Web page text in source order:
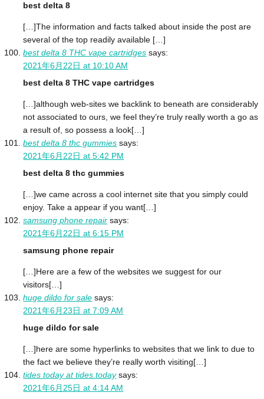
best delta 8
[…]The information and facts talked about inside the post are
several of the top readily available […]
best delta 8 THC vape cartridges says:
2021年6月22日 at 10:10 AM
best delta 8 THC vape cartridges
[…]although web-sites we backlink to beneath are considerably
not associated to ours, we feel they’re truly really worth a go as
a result of, so possess a look[…]
best delta 8 thc gummies says:
2021年6月22日 at 5:42 PM
best delta 8 thc gummies
[…]we came across a cool internet site that you simply could
enjoy. Take a appear if you want[…]
samsung phone repair says:
2021年6月22日 at 6:15 PM
samsung phone repair
[…]Here are a few of the websites we suggest for our
visitors[…]
huge dildo for sale says:
2021年6月23日 at 7:09 AM
huge dildo for sale
[…]here are some hyperlinks to websites that we link to due to
the fact we believe they’re really worth visiting[…]
tides today at tides.today says:
2021年6月25日 at 4:14 AM